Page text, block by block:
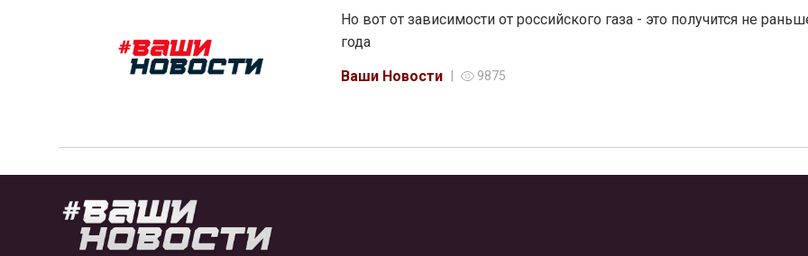
Но вот от зависимости от российского газа - это получится не
года
Ваши Новости
9875